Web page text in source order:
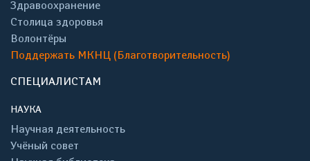
Здравоохранение
Столица здоровья
Волонтёры
Поддержать МКНЦ (Благотворительность)
СПЕЦИАЛИСТАМ
НАУКА
Научная деятельность
Учёный совет